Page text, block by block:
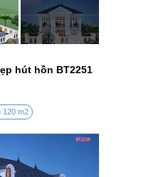
hút hồn BT2251
120 m2